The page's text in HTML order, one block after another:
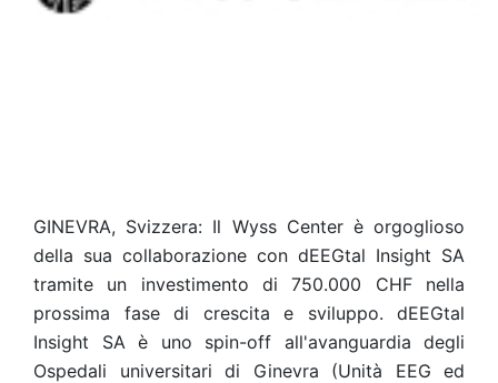
GINEVRA, Svizzera: Il Wyss Center è orgoglioso
della sua collaborazione con dEEGtal Insight SA
tramite un investimento di 750.000 CHF nella
prossima fase di crescita e sviluppo. dEEGtal
Insight SA è uno spin-off all'avanguardia degli
Ospedali universitari di Ginevra (Unità EEG ed